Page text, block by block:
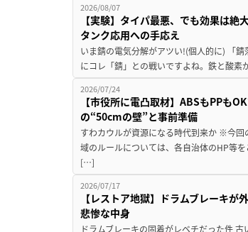
2026/08/07
【実験】タイパ最悪、でも効果は
タンク応用への手応え
いま錆の電気分解がアツい!(個人的に) 「
にコレ「錆」との戦いですよね。鉄と酸
2026/07/24
【市役所に電凸取材】ABSもPPも
の“50cmの壁”と事前準備
すわカウルが資源になる時代到来か ※今
域のルールについては、各自治体のHP等
[…]
2026/07/17
【レストア地獄】ドラムブレーキ
悲惨な中身
ドラムブレーキの固着がレベチだった件